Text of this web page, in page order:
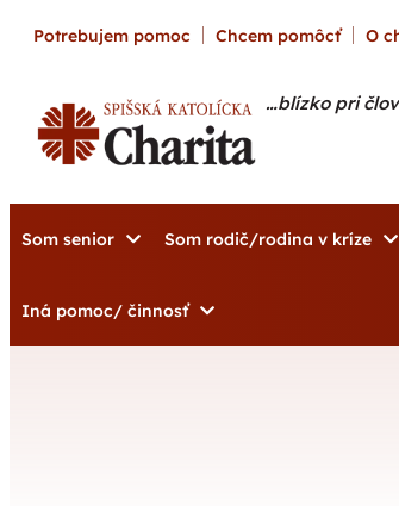
Potrebujem pomoc Chcem pomôcť O
…blízko pri
Som senior Som rodič/rodina v kríze
Iná pomoc/ činnosť